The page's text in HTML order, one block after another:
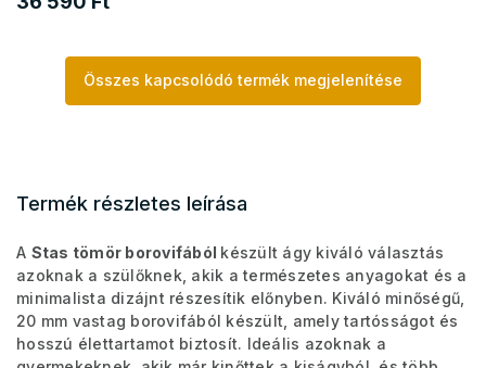
Összes kapcsolódó termék megjelenítése
Termék részletes leírása
A Stas tömör borovifából készült ágy kiváló választás
azoknak a szülőknek, akik a természetes anyagokat és a
minimalista dizájnt részesítik előnyben. Kiváló minőségű,
20 mm vastag borovifából készült, amely tartósságot és
hosszú élettartamot biztosít. Ideális azoknak a